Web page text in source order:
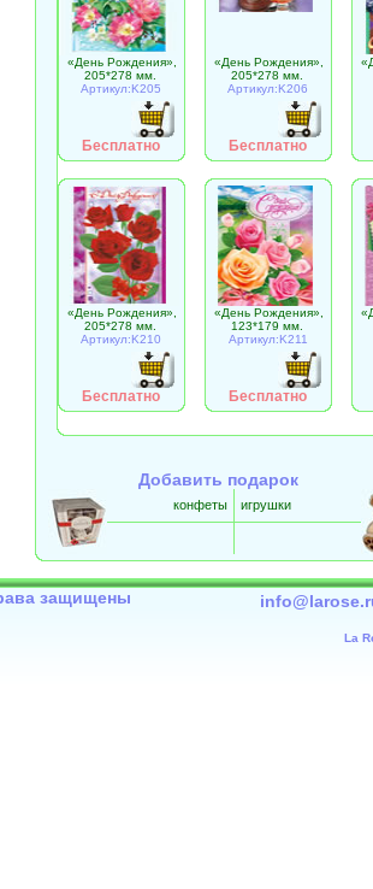
«День Рождения»,
205*278 мм.
Артикул:K205
Бесплатно
«День Рождения»,
205*278 мм.
Артикул:K206
Бесплатно
«День Рождения»,
205*278 мм.
Артикул:K210
Бесплатно
«День Рождения»,
123*179 мм.
Артикул:K211
Бесплатно
Добавить подарок
конфеты игрушки
защищены
La